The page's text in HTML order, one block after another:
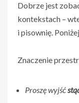
Dobrze jest
kontekstach –
i pisownię.
Znaczenie
Proszę wyjść